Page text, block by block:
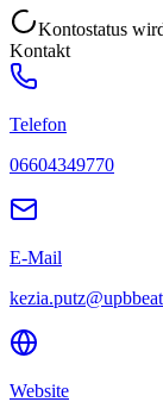
Kontostatus
Kontakt
Telefon
06604349770
E-Mail
Website